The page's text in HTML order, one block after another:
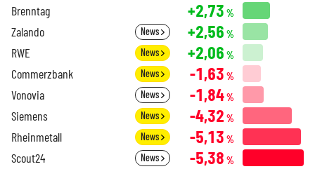
Brenntag +2,73 %
Zalando News +2,56 %
RWE News +2,06 %
Commerzbank News -1,63 %
Vonovia News -1,84%
Siemens News -4,32 %
Rheinmetall News -5,13 %
Scout24 News -5,38 %